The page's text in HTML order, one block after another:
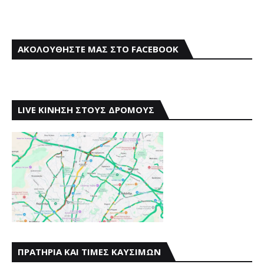
ΑΚΟΛΟΥΘΗΣΤΕ ΜΑΣ ΣΤΟ FACEBOOK
LIVE ΚΙΝΗΣΗ ΣΤΟΥΣ ΔΡΟΜΟΥΣ
ΠΡΑΤΗΡΙΑ ΚΑΙ ΤΙΜΕΣ ΚΑΥΣΙΜΩΝ